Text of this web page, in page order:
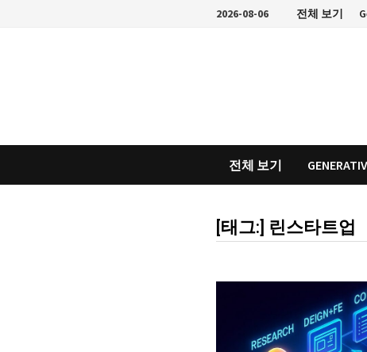
2026-08-06 전체 보기
전체 보기
[태그:] 린스타트업